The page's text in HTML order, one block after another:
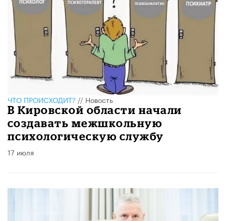
ЧТО ПРОИСХОДИТ? // Новость
В Кировской области начали
создавать межшкольную
психологическую службу
17 июля